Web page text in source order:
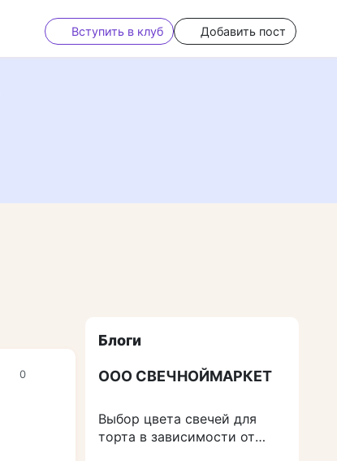
Вступить в клуб Добавить пост
0
Блоги
ООО СВЕЧНОЙМАРКЕТ
Выбор цвета свечей для
торта в зависимости от